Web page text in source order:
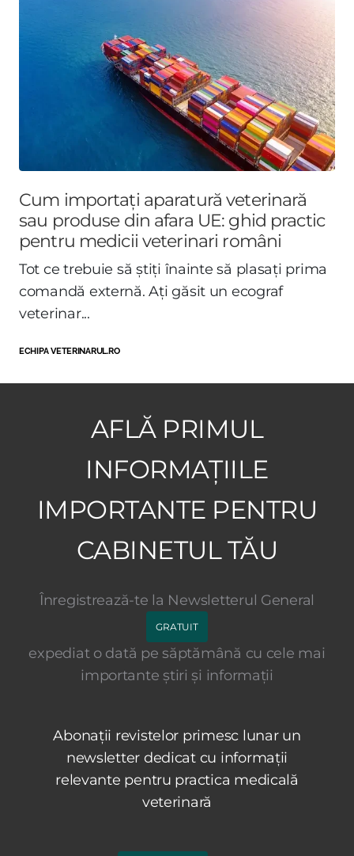
Cum importați aparatură veterinară
sau produse din afara UE: ghid practic
pentru medicii veterinari români
Tot ce trebuie să știți înainte să plasați prima
comandă externă. Ați găsit un ecograf
veterinar...
ECHIPA VETERINARUL.RO
AFLĂ PRIMUL
INFORMAȚIILE
IMPORTANTE PENTRU
CABINETUL TĂU
Înregistrează-te la Newsletterul General
GRATUIT
expediat o dată pe săptămână cu cele mai
importante știri și informații
Abonații revistelor primesc lunar un
newsletter dedicat cu informații
relevante pentru practica medicală
veterinară